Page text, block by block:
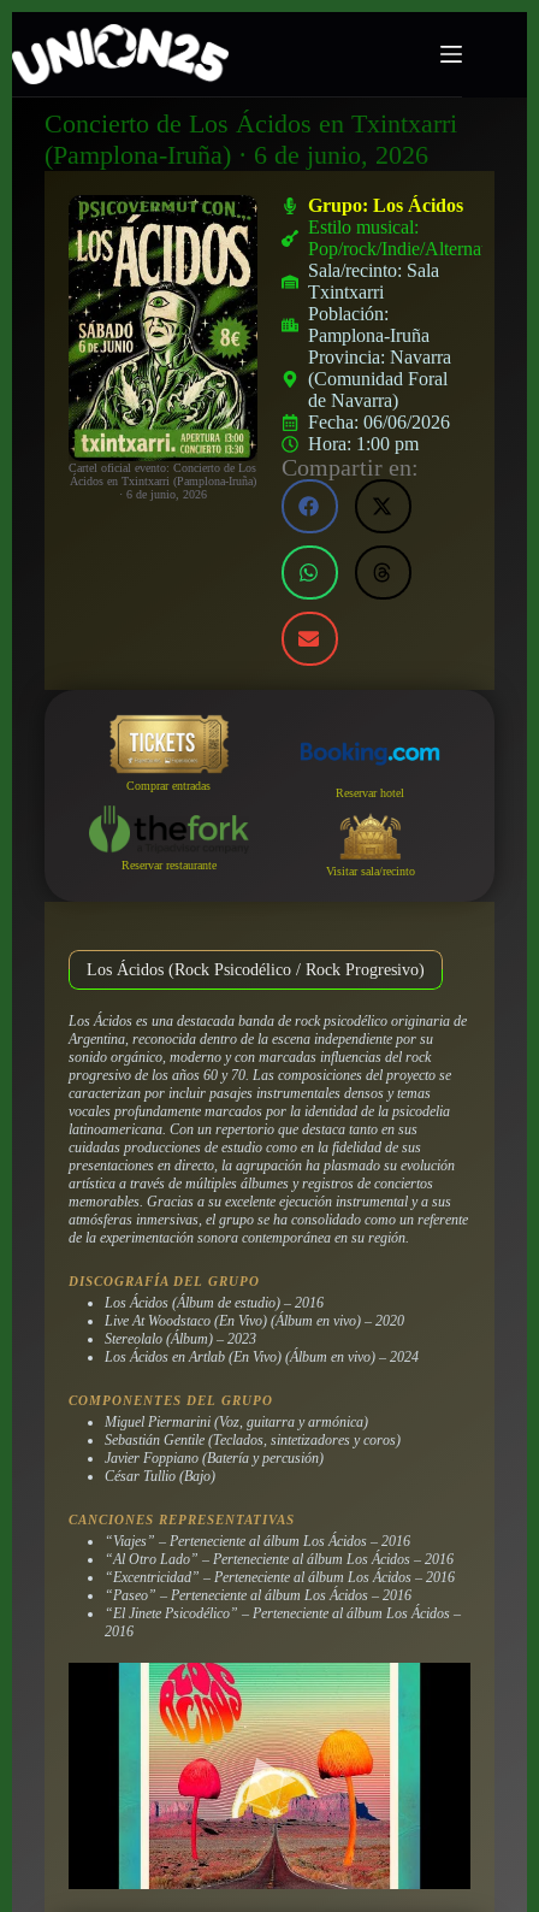
Concierto de Los Ácidos en Txintxarri
(Pamplona-Iruña) · 6 de junio, 2026
Cartel oficial evento: Concierto de Los
Ácidos en Txintxarri (Pamplona-Iruña)
· 6 de junio, 2026
Grupo:Los Ácidos
Estilo musical:
Pop/rock/Indie/Alternativo
Sala/recinto: Sala
Txintxarri
Población:
Pamplona-Iruña
Provincia:Navarra
(Comunidad Foral
de Navarra)
Fecha:06/06/2026
Hora: 1:00 pm
Compartir en:
Comprar entradas
Reservar hotel
Reservar restaurante Visitar sala/recinto
Los Ácidos (Rock Psicodélico / Rock Progresivo)
Los Ácidos es una destacada banda de rock psicodélico originaria de
Argentina, reconocida dentro de la escena independiente por su
sonido orgánico, moderno y con marcadas influencias del rock
progresivo de los años 60 y 70. Las composiciones del proyecto se
caracterizan por incluir pasajes instrumentales densos y temas
vocales profundamente marcados por la identidad de la psicodelia
latinoamericana. Con un repertorio que destaca tanto en sus
cuidadas producciones de estudio como en la fidelidad de sus
presentaciones en directo, la agrupación ha plasmado su evolución
artística a través de múltiples álbumes y registros de conciertos
memorables. Gracias a su excelente ejecución instrumental y a sus
atmósferas inmersivas, el grupo se ha consolidado como un referente
de la experimentación sonora contemporánea en su región.
DISCOGRAFÍA DEL GRUPO
Los Ácidos(Álbum de estudio) – 2016
Live At Woodstaco (En Vivo)(Álbum en vivo) – 2020
Stereolalo(Álbum) – 2023
Los Ácidos en Artlab (En Vivo)(Álbum en vivo) – 2024
COMPONENTES DEL GRUPO
Miguel Piermarini (Voz, guitarra y armónica)
Sebastián Gentile (Teclados, sintetizadores y coros)
Javier Foppiano (Batería y percusión)
César Tullio (Bajo)
CANCIONES REPRESENTATIVAS
“Viajes” – Perteneciente al álbum Los Ácidos– 2016
“Al Otro Lado” – Perteneciente al álbum Los Ácidos– 2016
“Excentricidad” – Perteneciente al álbum Los Ácidos– 2016
“Paseo” – Perteneciente al álbum Los Ácidos– 2016
“El Jinete Psicodélico” – Perteneciente al álbum Los Ácidos–
2016